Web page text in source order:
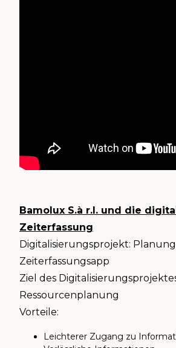
Bamolux S.à r.l. und die
Zeiterfassung
Digitalisierungsprojekt:
Zeiterfassungsapp
Ziel des
Ressourcenplanung
Vorteile:
Leichterer Zugang zu